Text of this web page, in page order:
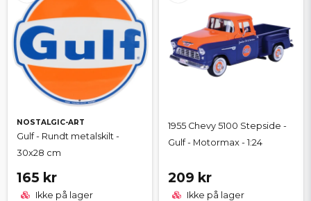
NOSTALGIC-ART
Gulf - Rundt metalskilt -
30x28 cm
165 kr
Ikke på lager
1955 Chevy 5100 Stepside -
Gulf - Motormax - 1:24
209 kr
Ikke på lager